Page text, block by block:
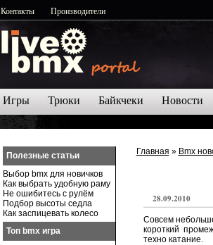
Контакты Производители
Игры Трюки Байкчеки Новости
Главная » Bmx
28.09.2010
Совсем
короткий
техно катание.
Полезные статьи
Выбор bmx для новичков
Как выбрать удобную раму
Не ошибитесь с рулём
Подбор высоты седла
Как заспицевать колесо
Топ bmx игра